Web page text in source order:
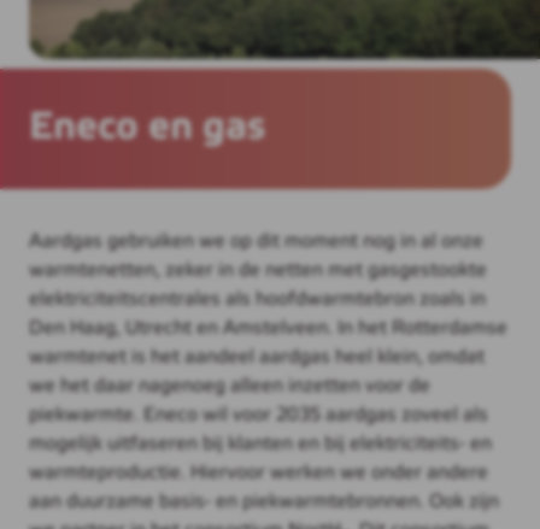
Eneco en gas
Aardgas gebruiken we op dit moment nog in al onze
warmtenetten, zeker in de netten met gasgestookte
elektriciteitscentrales als hoofdwarmtebron zoals in
Den Haag, Utrecht en Amstelveen. In het Rotterdamse
warmtenet is het aandeel aardgas heel klein, omdat
we het daar nagenoeg alleen inzetten voor de
piekwarmte. Eneco wil voor 2035 aardgas zoveel als
mogelijk uitfaseren bij klanten en bij elektriciteits- en
warmteproductie. Hiervoor werken we onder andere
aan duurzame basis- en piekwarmtebronnen. Ook zijn